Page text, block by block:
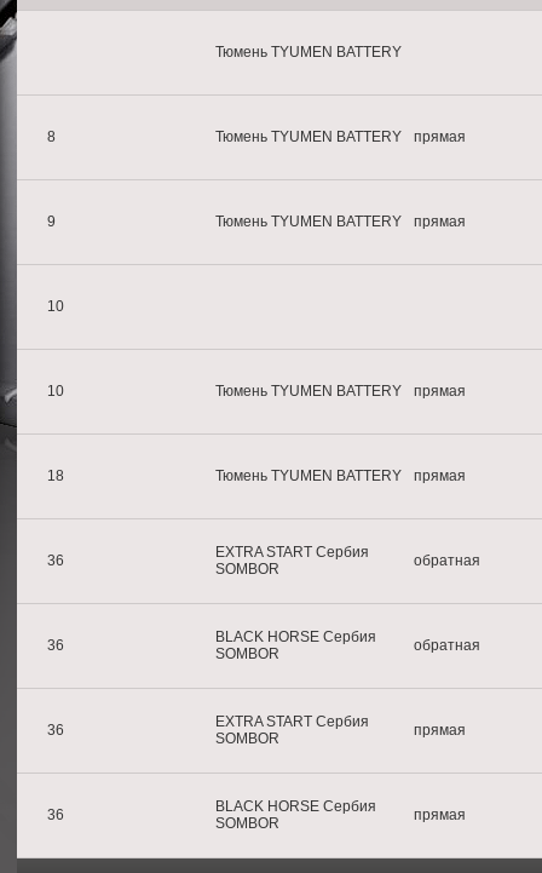
Тюмень TYUMEN BATTERY
8 Тюмень TYUMEN BATTERY прямая
9 Тюмень TYUMEN BATTERY прямая
10
10 Тюмень TYUMEN BATTERY прямая
18 Тюмень TYUMEN BATTERY прямая
36
EXTRA START Сербия
SOMBOR
обратная
36
BLACK HORSE Сербия
SOMBOR
обратная
36
EXTRA START Сербия
SOMBOR
прямая
36
BLACK HORSE Сербия
SOMBOR
прямая